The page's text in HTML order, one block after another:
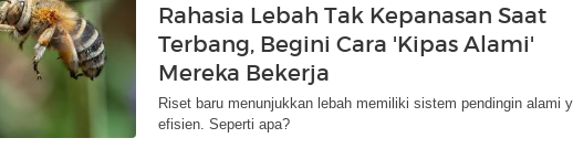
Rahasia Lebah Tak Kepanasan Saat
Terbang, Begini Cara 'Kipas Alami'
Mereka Bekerja
Riset baru menunjukkan lebah memiliki sistem pendingin alami
efisien. Seperti apa?